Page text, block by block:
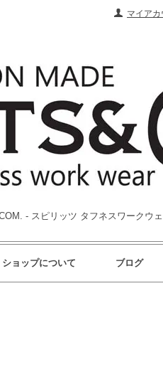
マイアカ
- スピリッツ タフネスワークウ
ショップについて ブログ